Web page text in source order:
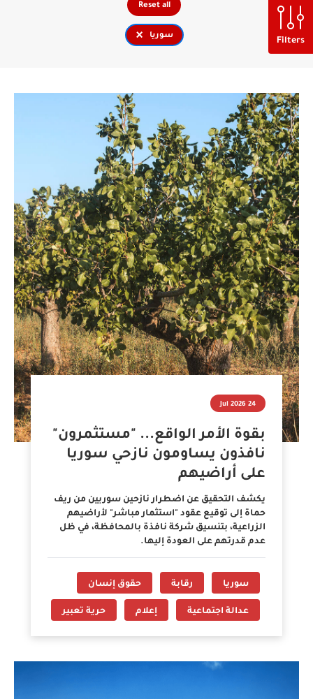
Reset all
سوريا × Filters
24 Jul 2026
بقوة الأمر الواقع... "مستثمرون"
نافذون يساومون نازحي سوريا
على أراضيهم
يكشف التحقيق عن اضطرار نازحين سوريين من ريف
حماة إلى توقيع عقود "استثمار مباشر" لأراضيهم
الزراعية، بتنسيق شركة نافذة بالمحافظة، في ظل
عدم قدرتهم على العودة إليها.
سوريا رقابة حقوق إنسان
عدالة اجتماعية إعلام حرية تعبير